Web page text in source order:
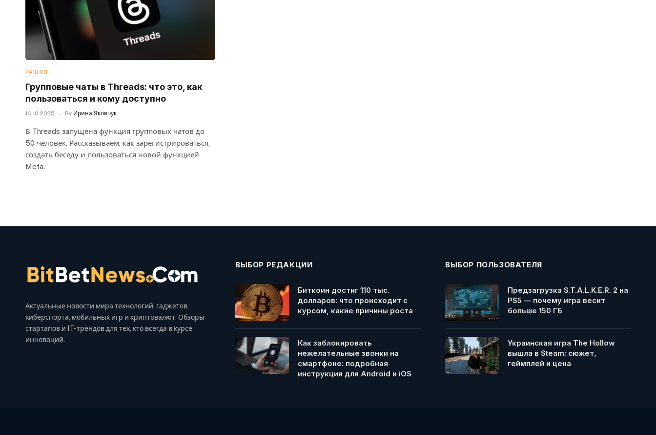
РАЗНОЕ
Групповые чаты в Threads: что это, как
пользоваться и кому доступно
16.10.2025 By Ирина Яковчук
В Threads запущена функция групповых чатов до
50 человек. Рассказываем, как зарегистрироваться,
создать беседу и пользоваться новой функцией
Meta.
Актуальные новости мира технологий, гаджетов,
киберспорта, мобильных игр и криптовалют. Обзоры
стартапов и IT-трендов для тех, кто всегда в курсе
инноваций.
ВЫБОР РЕДАКЦИИ
Биткоин достиг 110 тыс.
долларов: что происходит с
курсом, какие причины роста
Как заблокировать
нежелательные звонки на
смартфоне: подробная
инструкция для Android и iOS
ВЫБОР ПОЛЬЗОВАТЕЛЯ
Предзагрузка S.T.A.L.K.E.R. 2 на
PS5 — почему игра весит
больше 150 ГБ
Украинская игра The Hollow
вышла в Steam: сюжет,
геймплей и цена